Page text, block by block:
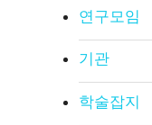
연구모임
기관
학술잡지